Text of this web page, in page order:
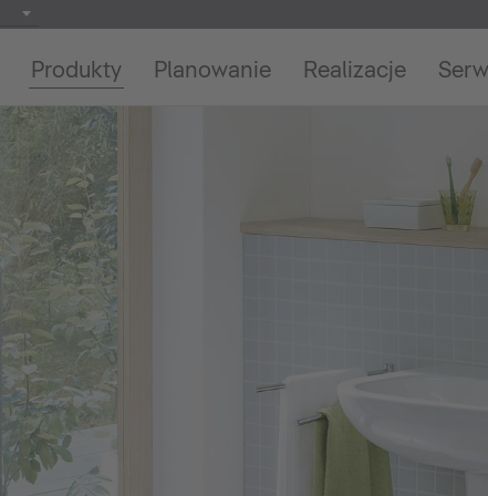
Produkty Planowanie Realizacje